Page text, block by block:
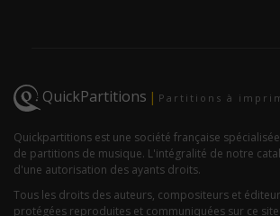
QuickPartitions | Partitions à
Quickpartitions est une société française
de partitions de musique. L'intégralité de notre
d'une autorisation des ayants droits.
Tous les droits des auteurs, compositeurs et
protégées reproduites et communiquées sur ce